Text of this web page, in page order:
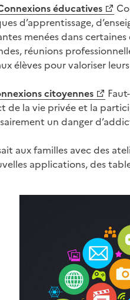
éducatives
d’apprentissage,
menées dans
réunions
élèves pour valoriser
citoyennes
de la vie privée et la
un danger
aux familles avec des
applications, des